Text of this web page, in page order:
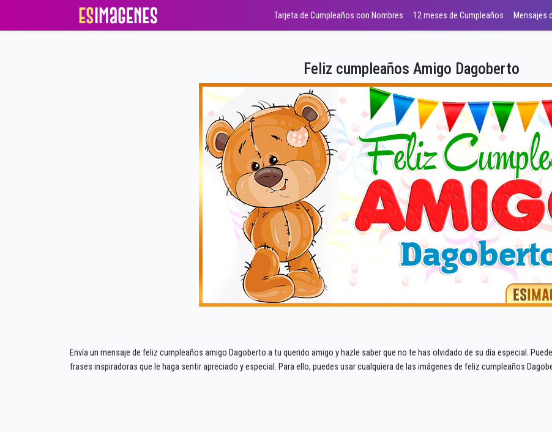
Tarjeta de Cumpleaños con Nombres 12 meses de Cumpleaños Mensajes
Feliz cumpleaños Amigo Dagoberto
Envía un mensaje de feliz cumpleaños amigo Dagoberto a tu querido amigo y hazle saber que no te has olvidado de su día especial.
frases inspiradoras que le haga sentir apreciado y especial. Para ello, puedes usar cualquiera de las imágenes de feliz cumpleaños